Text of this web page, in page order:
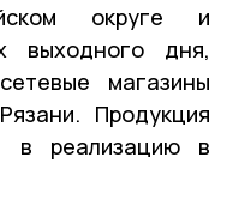
округе и
выходного дня,
магазины
Продукция
в реализацию в